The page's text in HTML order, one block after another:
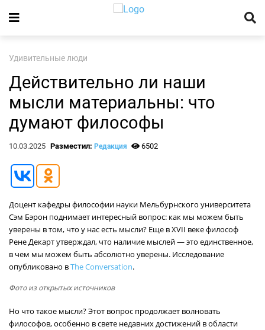
Удивительные люди
Действительно ли наши
мысли материальны: что
думают философы
10.03.2025 Разместил: Редакция 6502
Доцент кафедры философии науки Мельбурнского университета
Сэм Бэрон поднимает интересный вопрос: как мы можем быть
уверены в том, что у нас есть мысли? Еще в XVII веке философ
Рене Декарт утверждал, что наличие мыслей — это единственное,
в чем мы можем быть абсолютно уверены. Исследование
опубликовано вThe Conversation.
Фото из открытых источников
Но что такое мысли? Этот вопрос продолжает волновать
философов, особенно в свете недавних достижений в области